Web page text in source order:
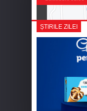
ȘTIRILE ZILEI